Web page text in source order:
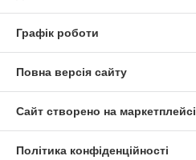
Графік роботи
Повна версія сайту
Сайт створено на маркетплейсі
Політика конфіденційності